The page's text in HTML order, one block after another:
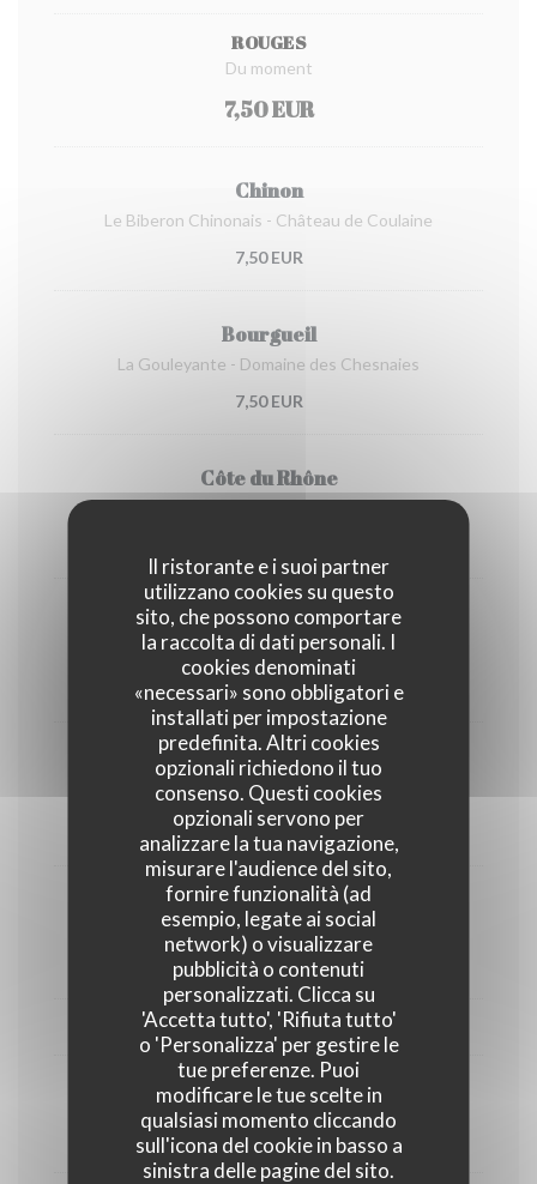
Il ristorante e i suoi partner
utilizzano cookies su questo
sito, che possono comportare
la raccolta di dati personali. I
cookies denominati
«necessari» sono obbligatori e
installati per impostazione
predefinita. Altri cookies
opzionali richiedono il tuo
consenso. Questi cookies
opzionali servono per
analizzare la tua navigazione,
misurare l'audience del sito,
fornire funzionalità (ad
esempio, legate ai social
network) o visualizzare
pubblicità o contenuti
personalizzati. Clicca su
'Accetta tutto', 'Rifiuta tutto'
o 'Personalizza' per gestire le
tue preferenze. Puoi
modificare le tue scelte in
qualsiasi momento cliccando
sull'icona del cookie in basso a
sinistra delle pagine del sito.
ROUGES
Du moment
7,50 EUR
Chinon
Le Biberon Chinonais - Château de Coulaine
7,50 EUR
Bourgueil
La Gouleyante - Domaine des Chesnaies
7,50 EUR
Côte du Rhône
Canon-Fronsac
Un Coup de Canon - Nicolas Dabudyk
7,50 EUR
Bourgogne
La Dame Pinote - Pinot Noir
7,50 EUR
ROSÉ
Du moment
7,00 EUR
BULLES
La Bulle Dog
7,50 EUR